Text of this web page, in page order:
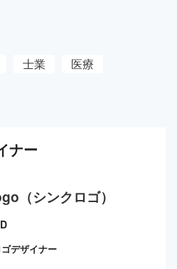
士業
医療
ナー
（シンクロゴ）
ゴデザイナー